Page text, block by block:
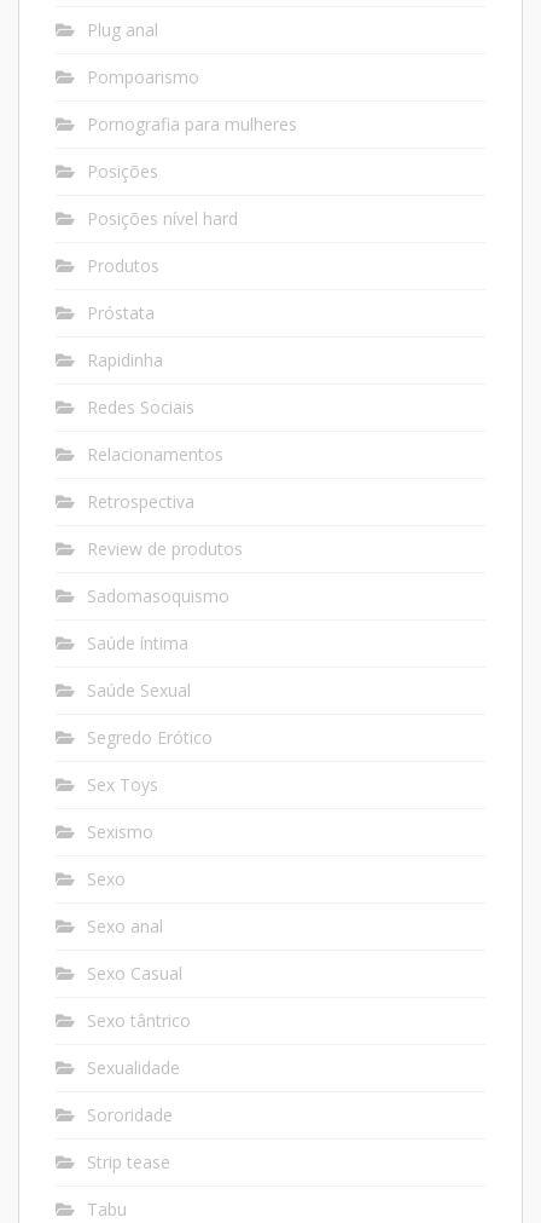
Plug anal
Pompoarismo
Pornografia para mulheres
Posições
Posições nível hard
Produtos
Próstata
Rapidinha
Redes Sociais
Relacionamentos
Retrospectiva
Review de produtos
Sadomasoquismo
Saúde íntima
Saúde Sexual
Segredo Erótico
Sex Toys
Sexismo
Sexo
Sexo anal
Sexo Casual
Sexo tântrico
Sexualidade
Sororidade
Strip tease
Tabu